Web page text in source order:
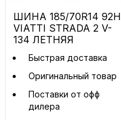
ШИНА 185/70R14 92H
VIATTI STRADA 2 V-
134 ЛЕТНЯЯ
Быстрая доставка
Оригинальный товар
Поставки от офф
дилера